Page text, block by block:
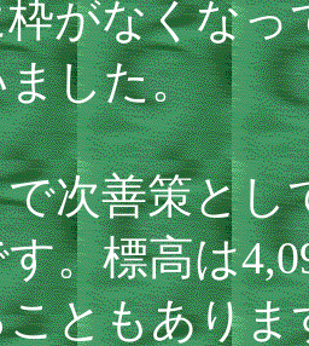
がなくな
した。
次善策とし
。標高は
ともあり